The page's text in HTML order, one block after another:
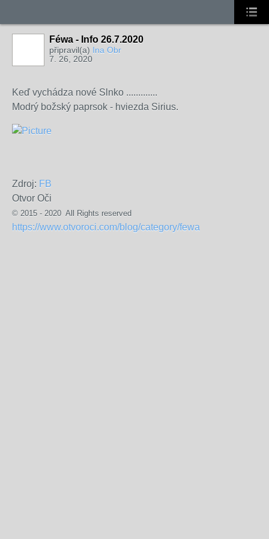
Féwa - Info 26.7.2020
připravil(a) Ina Obr
7. 26, 2020
Keď vychádza nové Slnko .............
Modrý božský paprsok - hviezda Sirius.
Zdroj: FB
​Otvor Oči
© 2015 - 2020 All Rights reserved
https://www.otvoroci.com/blog/category/fewa